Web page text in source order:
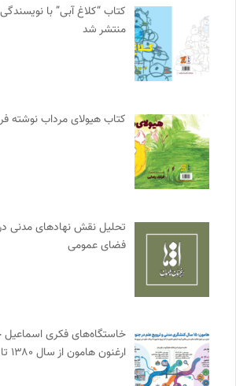
کتاب “کلاغ آبی” با
منتشر شد
کتاب هیولای مرداب نوشته
تحلیل نقش نهادهای مدنی
فضای عمومی
خاستگاه‌های فکری اسماعیل
ارغنون هامون از سال ۱۳۸۰ تا اکنون